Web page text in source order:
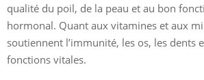
qualité du poil, de la peau et au bon
hormonal. Quant aux vitamines et aux
soutiennent l’immunité, les os, les dents
fonctions vitales.